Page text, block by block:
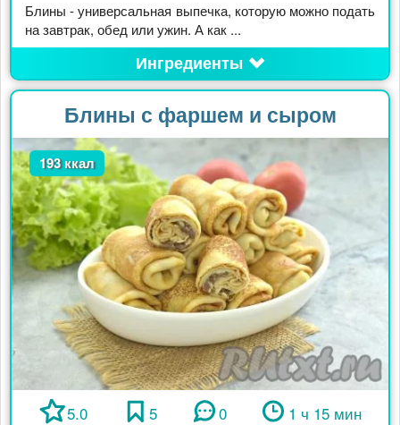
Блины - универсальная выпечка, которую можно подать
на завтрак, обед или ужин. А как ...
Ингредиенты
Блины с фаршем и сыром
193 ккал
5.0 5 0 1 ч 15 мин